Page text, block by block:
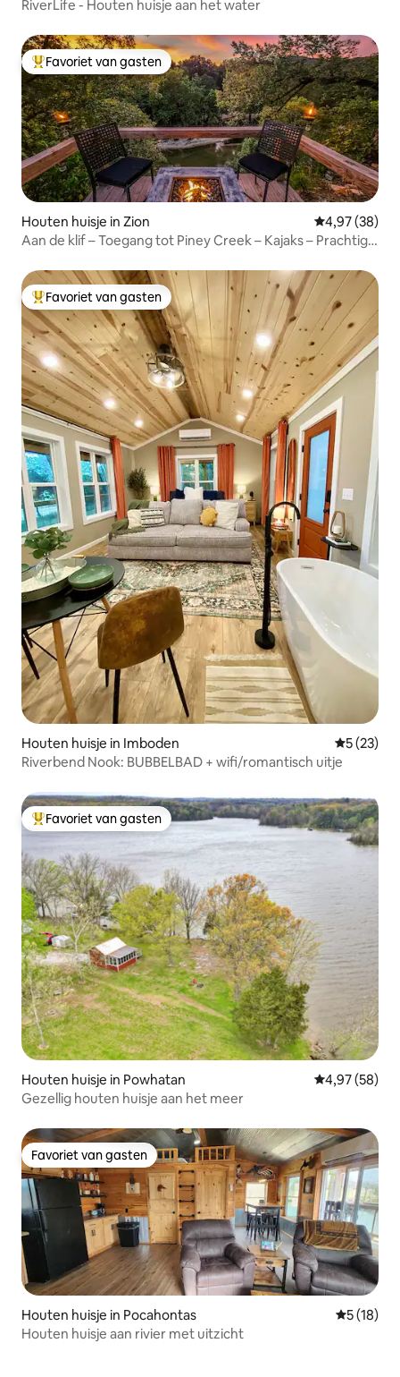
RiverLife - Houten huisje aan het water
Topfavoriet van gasten
Favoriet van gasten
Houten huisje in Zion Gemiddelde
4,97 (38)
Aan de klif – Toegang tot Piney Creek – Kajaks – Prachtige
Topfavoriet van gasten
Favoriet van gasten
Houten huisje in Imboden
5 (23)
Riverbend Nook: BUBBELBAD + wifi/romantisch uitje
Topfavoriet van gasten
Favoriet van gasten
Houten huisje in Powhatan Gemiddelde
4,97 (58)
Gezellig houten huisje aan het meer
Favoriet van gasten
Favoriet van gasten
Houten huisje in Pocahontas
5 (18)
Houten huisje aan rivier met uitzicht